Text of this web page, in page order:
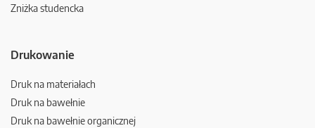
Zniżka studencka
Drukowanie
Druk na materiałach
Druk na bawełnie
Druk na bawełnie organicznej